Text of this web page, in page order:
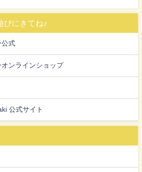
びにきてね♪
公式
ンラインショップ
公式サイト